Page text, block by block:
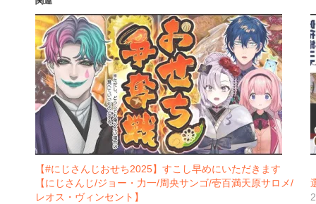
【#にじさんじおせち2025】すこし早めにいただきます
【にじさんじ/ジョー・力一/周央サンゴ/壱百満天原サロメ/
レオス・ヴィンセント】